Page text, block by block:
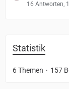
16 Antworten,
Statistik
6 Themen 157